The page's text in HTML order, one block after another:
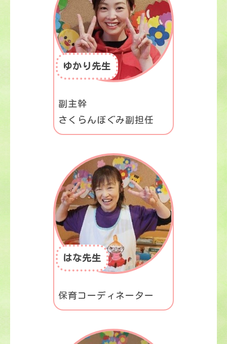
ゆかり先生
副主幹
さくらんぼぐみ副担任
はな先生
保育コーディネーター